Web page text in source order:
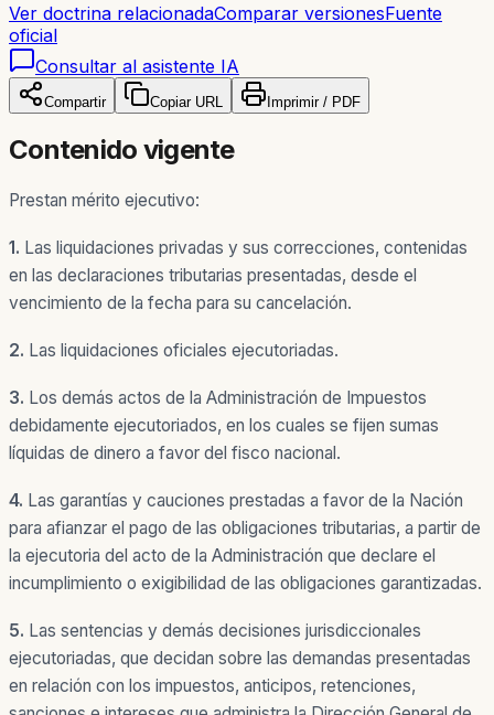
Ver doctrina relacionadaComparar versionesFuente
oficial
Consultar al asistente IA
Compartir Copiar URL Imprimir / PDF
Contenido vigente
Prestan mérito ejecutivo:
1. Las liquidaciones privadas y sus correcciones, contenidas
en las declaraciones tributarias presentadas, desde el
vencimiento de la fecha para su cancelación.
2. Las liquidaciones oficiales ejecutoriadas.
3. Los demás actos de la Administración de Impuestos
debidamente ejecutoriados, en los cuales se fijen sumas
líquidas de dinero a favor del fisco nacional.
4. Las garantías y cauciones prestadas a favor de la Nación
para afianzar el pago de las obligaciones tributarias, a partir de
la ejecutoria del acto de la Administración que declare el
incumplimiento o exigibilidad de las obligaciones garantizadas.
5. Las sentencias y demás decisiones jurisdiccionales
ejecutoriadas, que decidan sobre las demandas presentadas
en relación con los impuestos, anticipos, retenciones,